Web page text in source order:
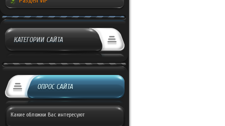
КАТЕГОРИИ САЙТА
ОПРОС САЙТА
Какие обложки Вас интересуют